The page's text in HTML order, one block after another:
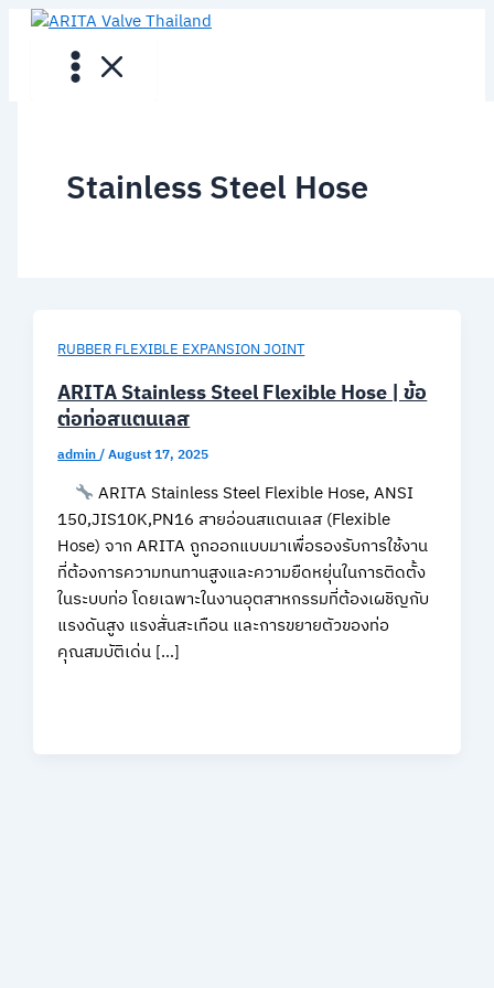
Skip
Stainless Steel Hose
RUBBER FLEXIBLE EXPANSION JOINT
ARITA Stainless Steel Flexible Hose | ข้อ
ต่อท่อสแตนเลส
admin/August 17, 2025
ARITA Stainless Steel Flexible Hose, ANSI
150,JIS10K,PN16 สายอ่อนสแตนเลส (Flexible
Hose) จาก ARITA ถูกออกแบบมาเพื่อรองรับการใช้งาน
ที่ต้องการความทนทานสูงและความยืดหยุ่นในการติดตั้ง
ในระบบท่อ โดยเฉพาะในงานอุตสาหกรรมที่ต้องเผชิญกับ
แรงดันสูง แรงสั่นสะเทือน และการขยายตัวของท่อ
คุณสมบัติเด่น […]